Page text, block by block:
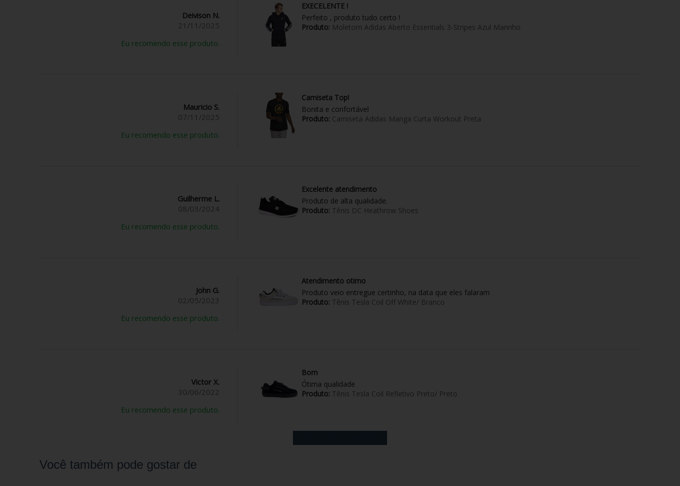
Deivison N.
21/11/2025
Eu recomendo esse produto.
EXECELENTE !
Perfeito , produto tudo certo !
Produto: Moletom Adidas Aberto Essentials 3-Stripes Azul Marinho
Mauricio S.
07/11/2025
Eu recomendo esse produto.
Camiseta Top!
Bonita e confortável
Produto: Camiseta Adidas Manga Curta Workout Preta
Guilherme L.
08/03/2024
Eu recomendo esse produto.
Excelente atendimento
Produto de alta qualidade.
Produto: Tênis DC Heathrow Shoes
John G.
02/05/2023
Eu recomendo esse produto.
Atendimento otimo
Produto veio entregue certinho, na data que eles falaram
Produto: Tênis Tesla Coil Off White/ Branco
Victor X.
30/06/2022
Eu recomendo esse produto.
Bom
Ótima qualidade
Produto: Tênis Tesla Coil Refletivo Preto/ Preto
Você também pode gostar de